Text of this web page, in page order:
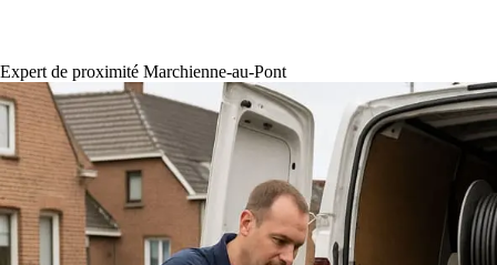
Expert de proximité Marchienne-au-Pont